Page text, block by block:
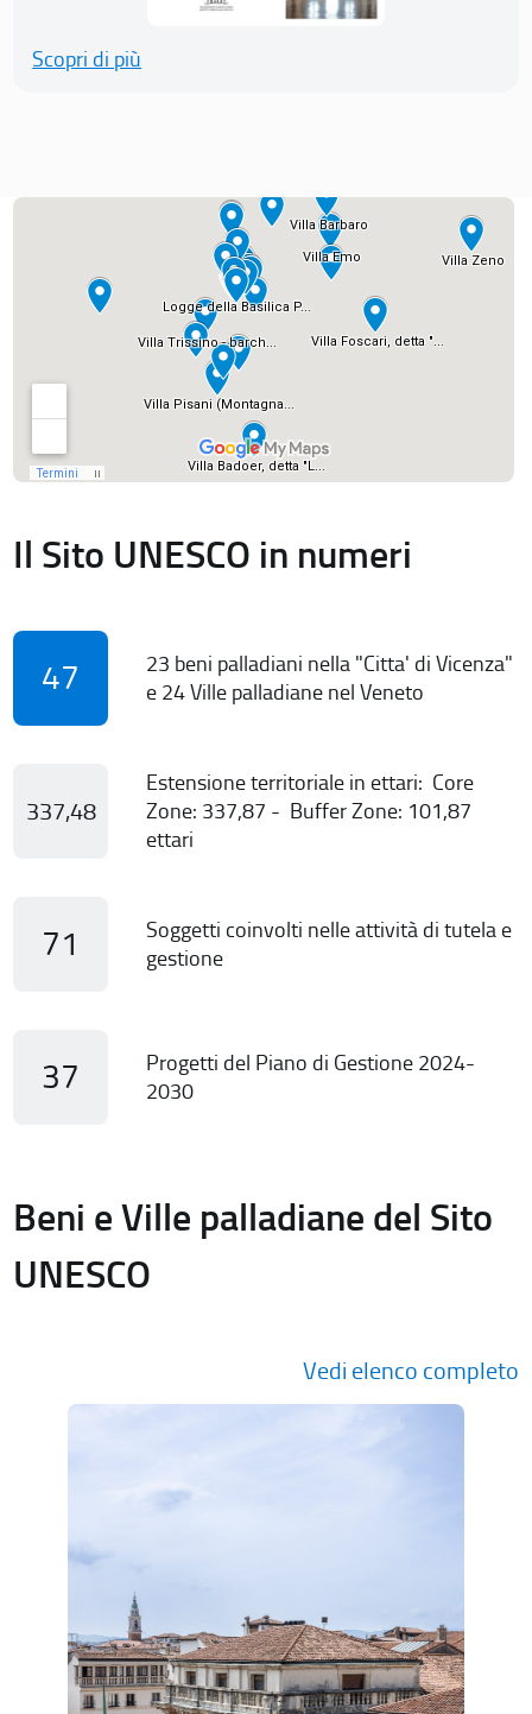
Scopri di più
Il Sito UNESCO in numeri
47
23 beni palladiani nella "Citta' di Vicenza"
e 24 Ville palladiane nel Veneto
337,48
Estensione territoriale in ettari: Core
Zone: 337,87 - Buffer Zone: 101,87
ettari
71
Soggetti coinvolti nelle attività di tutela e
gestione
37
Progetti del Piano di Gestione 2024-
2030
Beni e Ville palladiane del Sito
UNESCO
Vedi elenco completo